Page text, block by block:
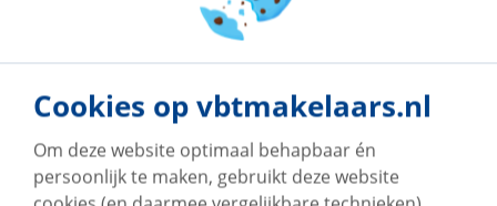
Verkocht onder voorbehoud
49m²
bouwnummer 19
Onder optie
bouwnummer 20
Onder optie
bouwnummer 21
Verkocht onder voorbehoud
49 m² 2 kamers
€ 272,500.-v.o.n.
Cookies op vbtmakelaars.nl
Om deze website optimaal behapbaar én
persoonlijk te maken, gebruikt deze website